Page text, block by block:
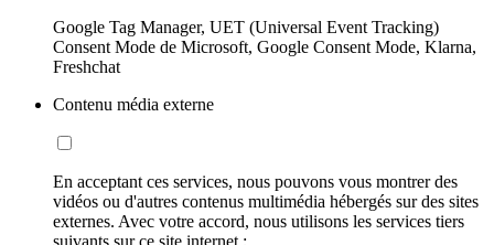
Google Tag Manager, UET (Universal Event Tracking)
Consent Mode de Microsoft, Google Consent Mode, Klarna,
Freshchat
Contenu média externe
En acceptant ces services, nous pouvons vous montrer des
vidéos ou d'autres contenus multimédia hébergés sur des sites
externes. Avec votre accord, nous utilisons les services tiers
suivants sur ce site internet :